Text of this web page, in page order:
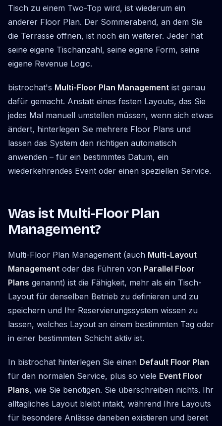
Tisch zu einem Two-Top wird, ist wiederum ein
anderer Floor Plan. Der Sommerabend, an dem Sie
die Terrasse öffnen, ist noch ein weiterer. Jeder hat
seine eigene Tischanzahl, seine eigene Form, seine
eigene Revenue Logic.
bistrochat's Multi-Floor Plan Management ist genau
dafür gemacht. Anstatt eines festen Layouts, das Sie
jedes Mal manuell umstellen müssen, wenn sich etwas
ändert, hinterlegen Sie mehrere Floor Plans und
lassen das System den richtigen automatisch
anwenden – für ein bestimmtes Datum, ein
wiederkehrendes Event oder einen speziellen Service.
Was ist Multi-Floor Plan
Management?
Multi-Floor Plan Management (auch Multi-Layout
Management oder das Führen von Parallel Floor
Plans genannt) ist die Fähigkeit, mehr als ein Tisch-
Layout für denselben Betrieb zu definieren und zu
speichern und Ihr Reservierungssystem wissen zu
lassen, welches Layout an einem bestimmten Tag oder
in einer bestimmten Schicht aktiv ist.
In bistrochat hinterlegen Sie einen Default Floor Plan
für den normalen Service, plus so viele Event Floor
Plans, wie Sie benötigen. Sie überschreiben nichts. Ihr
alltägliches Layout bleibt intakt, während Ihre Layouts
für besondere Anlässe daneben existieren und bereit